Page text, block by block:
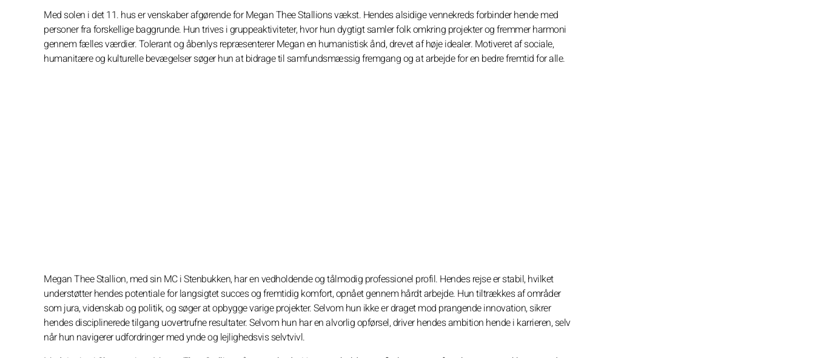
Med solen i det 11. hus er venskaber afgørende for Megan Thee Stallions vækst. Hendes alsidige vennekreds forbinder hende med
personer fra forskellige baggrunde. Hun trives i gruppeaktiviteter, hvor hun dygtigt samler folk omkring projekter og fremmer harmoni
gennem fælles værdier. Tolerant og åbenlys repræsenterer Megan en humanistisk ånd, drevet af høje idealer. Motiveret af sociale,
humanitære og kulturelle bevægelser søger hun at bidrage til samfundsmæssig fremgang og at arbejde for en bedre fremtid for alle.
Megan Thee Stallion, med sin MC i Stenbukken, har en vedholdende og tålmodig professionel profil. Hendes rejse er stabil, hvilket
understøtter hendes potentiale for langsigtet succes og fremtidig komfort, opnået gennem hårdt arbejde. Hun tiltrækkes af områder
som jura, videnskab og politik, og søger at opbygge varige projekter. Selvom hun ikke er draget mod prangende innovation, sikrer
hendes disciplinerede tilgang uovertrufne resultater. Selvom hun har en alvorlig opførsel, driver hendes ambition hende i karrieren, selv
når hun navigerer udfordringer med ynde og lejlighedsvis selvtvivl.